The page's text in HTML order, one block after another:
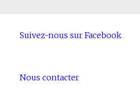
Suivez-nous sur Facebook
Nous contacter